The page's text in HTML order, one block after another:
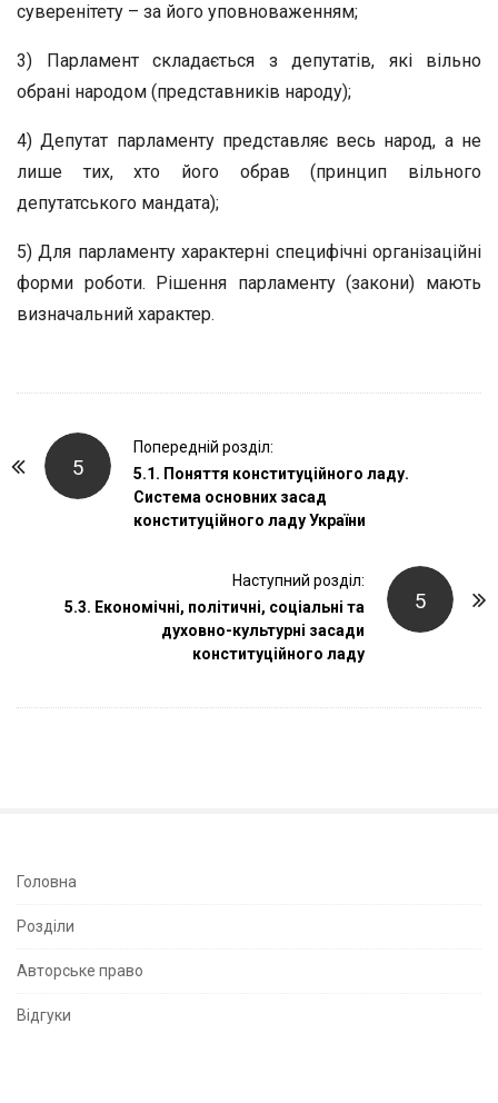
суверенітету – за його уповноваженням;
3) Парламент складається з депутатів, які вільно
обрані народом (представників народу);
4) Депутат парламенту представляє весь народ, а не
лише тих, хто його обрав (принцип вільного
депутатського мандата);
5) Для парламенту характерні специфічні організаційні
форми роботи. Рішення парламенту (закони) мають
визначальний характер.
5
Попередній розділ:
5.1. Поняття конституційного ладу.
Система основних засад
конституційного ладу України
5
Наступний розділ:
5.3. Економічні, політичні, соціальні та
духовно-культурні засади
конституційного ладу
S
e
S
Головна
Розділи
Авторське право
Відгуки